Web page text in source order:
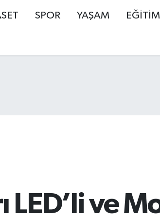
SPOR YAŞAM EĞİTİM
LED’li ve